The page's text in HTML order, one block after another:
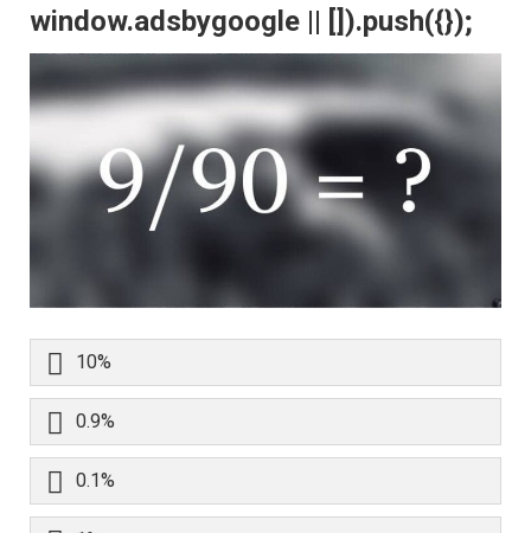
window.adsbygoogle || []).push({});
10%
0.9%
0.1%